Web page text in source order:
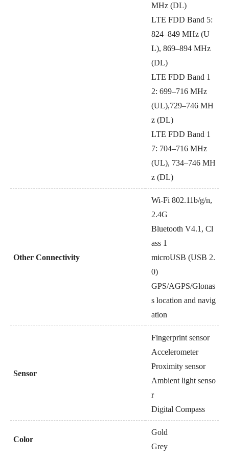
MHz (DL)
LTE FDD Band 5:
824–849 MHz (U
L), 869–894 MHz
(DL)
LTE FDD Band 1
2: 699–716 MHz
(UL),729–746 MH
z (DL)
LTE FDD Band 1
7: 704–716 MHz
(UL), 734–746 MH
z (DL)
Other Connectivity
Wi-Fi 802.11b/g/n,
2.4G
Bluetooth V4.1, Cl
ass 1
microUSB (USB 2.
0)
GPS/AGPS/Glonas
s location and navig
ation
Sensor
Fingerprint sensor
Accelerometer
Proximity sensor
Ambient light senso
r
Digital Compass
Color
Gold
Grey